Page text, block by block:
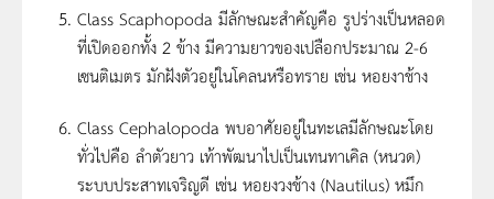
Class Scaphopoda มีลักษณะสำคัญคือ รูปร่างเป็นหลอด
ที่เปิดออกทั้ง 2 ข้าง มีความยาวของเปลือกประมาณ 2-6
เซนติเมตร มักฝังตัวอยู่ในโคลนหรือทราย เช่น หอยงาช้าง
Class Cephalopoda พบอาศัยอยู่ในทะเลมีลักษณะโดย
ทั่วไปคือ ลำตัวยาว เท้าพัฒนาไปเป็นเทนทาเคิล (หนวด)
ระบบประสาทเจริญดี เช่น หอยงวงช้าง (Nautilus) หมึก